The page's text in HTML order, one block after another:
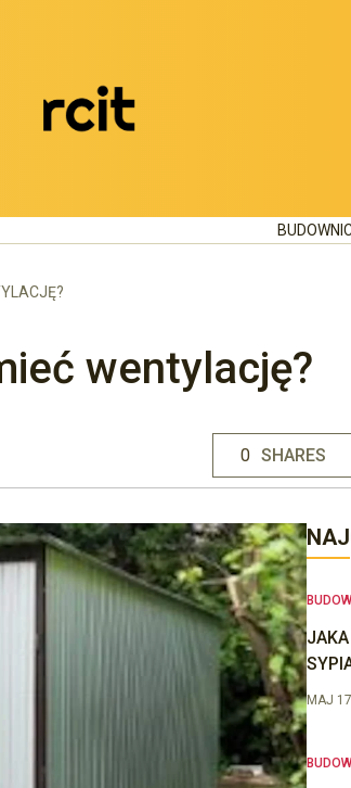
wentylację?
0 SHARES
MAJ